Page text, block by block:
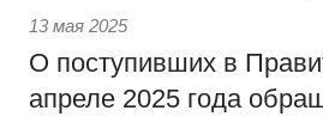
13 мая 2025
О поступивших в
апреле 2025 года